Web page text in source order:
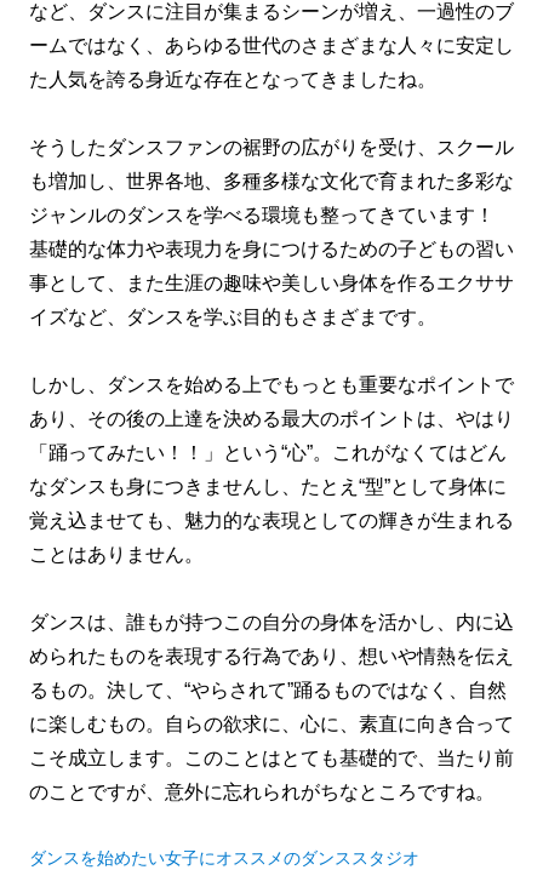
など、ダンスに注目が集まるシーンが増え、一過性のブ
ームではなく、あらゆる世代のさまざまな人々に安定し
た人気を誇る身近な存在となってきましたね。
そうしたダンスファンの裾野の広がりを受け、スクール
も増加し、世界各地、多種多様な文化で育まれた多彩な
ジャンルのダンスを学べる環境も整ってきています！
基礎的な体力や表現力を身につけるための子どもの習い
事として、また生涯の趣味や美しい身体を作るエクササ
イズなど、ダンスを学ぶ目的もさまざまです。
しかし、ダンスを始める上でもっとも重要なポイントで
あり、その後の上達を決める最大のポイントは、やはり
「踊ってみたい！！」という“心”。これがなくてはどん
なダンスも身につきませんし、たとえ“型”として身体に
覚え込ませても、魅力的な表現としての輝きが生まれる
ことはありません。
ダンスは、誰もが持つこの自分の身体を活かし、内に込
められたものを表現する行為であり、想いや情熱を伝え
るもの。決して、“やらされて”踊るものではなく、自然
に楽しむもの。自らの欲求に、心に、素直に向き合って
こそ成立します。このことはとても基礎的で、当たり前
のことですが、意外に忘れられがちなところですね。
ダンスを始めたい女子にオススメのダンススタジオ